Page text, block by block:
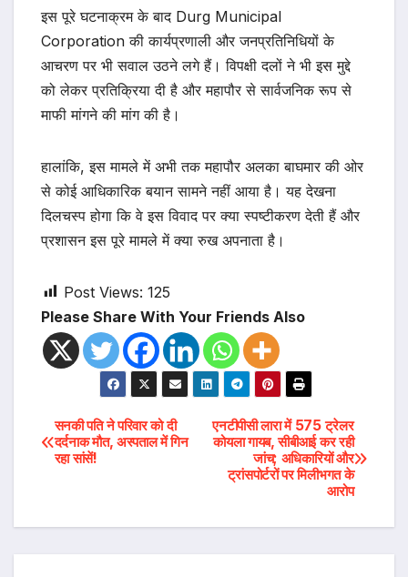
इस पूरे घटनाक्रम के बाद Durg Municipal
Corporation की कार्यप्रणाली और जनप्रतिनिधियों के
आचरण पर भी सवाल उठने लगे हैं। विपक्षी दलों ने भी इस मुद्दे
को लेकर प्रतिक्रिया दी है और महापौर से सार्वजनिक रूप से
माफी मांगने की मांग की है।
हालांकि, इस मामले में अभी तक महापौर अलका बाघमार की ओर
से कोई आधिकारिक बयान सामने नहीं आया है। यह देखना
दिलचस्प होगा कि वे इस विवाद पर क्या स्पष्टीकरण देती हैं और
प्रशासन इस पूरे मामले में क्या रुख अपनाता है।
Post Views: 125
Please Share With Your Friends Also
Post
navigation
एनटीपीसी लारा में 575 ट्रेलर
कोयला गायब, सीबीआई कर रही
जांच; अधिकारियों और
ट्रांसपोर्टरों पर मिलीभगत के
आरोप
सनकी पति ने परिवार को दी
दर्दनाक मौत, अस्पताल में गिन
रहा सांसें!